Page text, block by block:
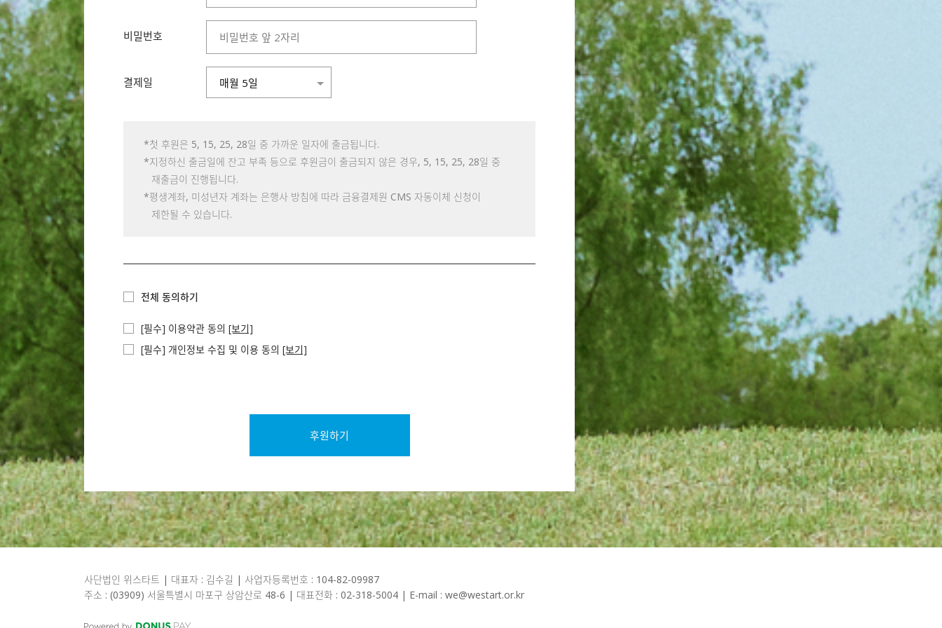
비밀번호
결제일 매월 5일
*첫 후원은 5, 15, 25, 28일 중 가까운 일자에 출금됩니다.
*지정하신 출금일에 잔고 부족 등으로 후원금이 출금되지 않은 경우, 5, 15, 25, 28일 중
재출금이 진행됩니다.
*평생계좌, 미성년자 계좌는 은행사 방침에 따라 금융결제원 CMS 자동이체 신청이
제한될 수 있습니다.
전체 동의하기
[필수] 이용약관 동의 [보기]
[필수] 개인정보 수집 및 이용 동의 [보기]
후원하기
사단법인 위스타트 | 대표자 : 김수길 | 사업자등록번호 : 104-82-09987
주소 : (03909) 서울특별시 마포구 상암산로 48-6 | 대표전화 : 02-318-5004 | E-mail : we@westart.or.kr